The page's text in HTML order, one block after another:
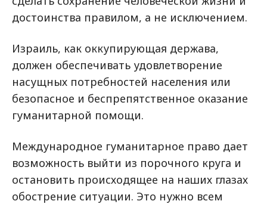
достоинства правилом, а не исключением.
Израиль, как оккупирующая держава,
должен обеспечивать удовлетворение
насущных потребностей населения или
безопасное и беспрепятственное оказание
гуманитарной помощи.
Международное гуманитарное право дает
возможность выйти из порочного круга и
остановить происходящее на наших глазах
обострение ситуации. Это нужно всем